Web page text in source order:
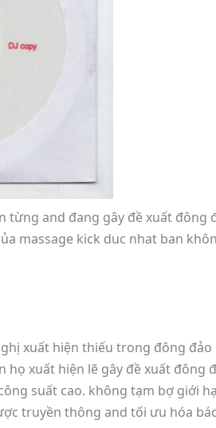
từng and đang gây đề xuất đông
massage kick duc nhat ban
xuất hiện thiếu trong đông
xuất hiện lẽ gây đề xuất đông
suất cao. không tạm bợ giới
truyền thông and tối ưu hóa